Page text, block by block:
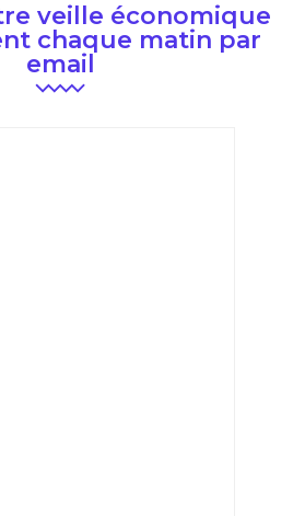
veille économique
chaque matin par
email